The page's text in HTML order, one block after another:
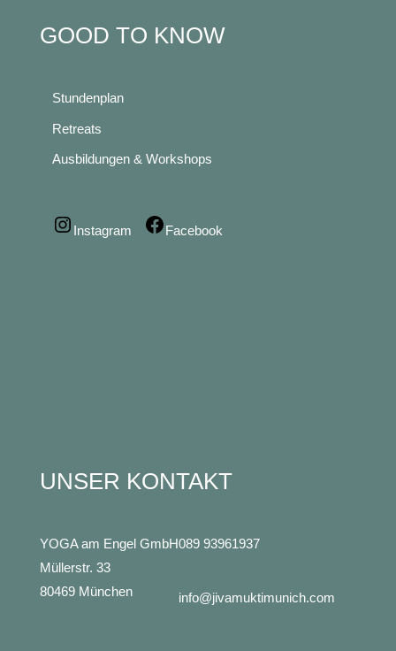
GOOD TO KNOW
Stundenplan
Retreats
Ausbildungen & Workshops
Instagram Facebook
UNSER KONTAKT
YOGA am Engel GmbH
Müllerstr. 33
80469 München
089 93961937
info@jivamuktimunich.com